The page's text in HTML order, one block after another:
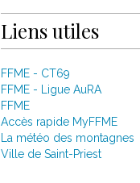
Liens utiles
FFME - CT69
FFME - Ligue AuRA
FFME
Accès rapide MyFFME
La météo des montagnes
Ville de Saint-Priest